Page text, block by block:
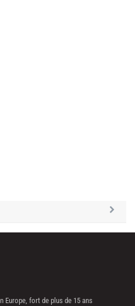
Europe, fort de plus de 15 ans